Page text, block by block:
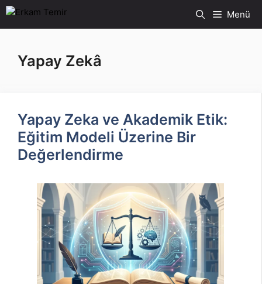
İçeriğe
Menü
Yapay Zekâ
Yapay Zeka ve Akademik Etik:
Eğitim Modeli Üzerine Bir
Değerlendirme